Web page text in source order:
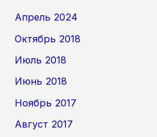
Апрель 2024
Октябрь 2018
Июль 2018
Июнь 2018
Ноябрь 2017
Август 2017